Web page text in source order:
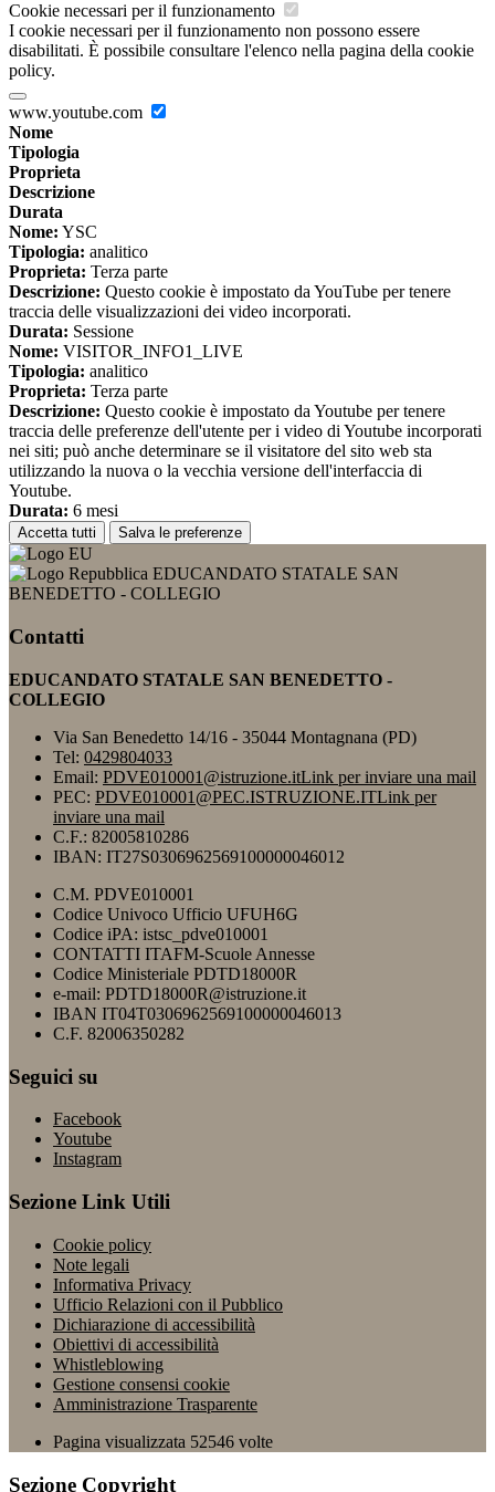
Cookie necessari per il funzionamento
I cookie necessari per il funzionamento non possono essere
disabilitati. È possibile consultare l'elenco nella pagina della cookie
policy.
www.youtube.com
Nome
Tipologia
Proprieta
Descrizione
Durata
Nome: YSC
Tipologia: analitico
Proprieta: Terza parte
Descrizione: Questo cookie è impostato da YouTube per tenere
traccia delle visualizzazioni dei video incorporati.
Durata: Sessione
Nome: VISITOR_INFO1_LIVE
Tipologia: analitico
Proprieta: Terza parte
Descrizione: Questo cookie è impostato da Youtube per tenere
traccia delle preferenze dell'utente per i video di Youtube incorporati
nei siti; può anche determinare se il visitatore del sito web sta
utilizzando la nuova o la vecchia versione dell'interfaccia di
Youtube.
Durata: 6 mesi
Accetta tutti Salva le preferenze
EDUCANDATO STATALE SAN
BENEDETTO - COLLEGIO
Contatti
EDUCANDATO STATALE SAN BENEDETTO -
COLLEGIO
Via San Benedetto 14/16 - 35044 Montagnana (PD)
Tel: 0429804033
Email: PDVE010001@istruzione.itLink per inviare una mail
PEC: PDVE010001@PEC.ISTRUZIONE.ITLink per
inviare una mail
C.F.: 82005810286
IBAN: IT27S0306962569100000046012
C.M. PDVE010001
Codice Univoco Ufficio UFUH6G
Codice iPA: istsc_pdve010001
CONTATTI ITAFM-Scuole Annesse
Codice Ministeriale PDTD18000R
e-mail: PDTD18000R@istruzione.it
IBAN IT04T0306962569100000046013
C.F. 82006350282
Seguici su
Facebook
Youtube
Instagram
Sezione Link Utili
Cookie policy
Note legali
Informativa Privacy
Ufficio Relazioni con il Pubblico
Dichiarazione di accessibilità
Obiettivi di accessibilità
Whistleblowing
Gestione consensi cookie
Amministrazione Trasparente
Pagina visualizzata 52546 volte
Sezione Copyright